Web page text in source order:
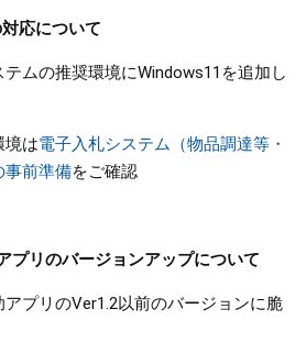
応について
テムの推奨環境にWindows11を追加し
は電子入札システム（物品調達等・
事前準備​をご確認
プリのバージョンアップについて
アプリのVer1.2以前のバージョンに脆